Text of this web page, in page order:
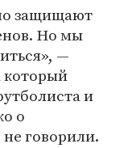
защищают
Но мы
—
который
и
о
говорили.